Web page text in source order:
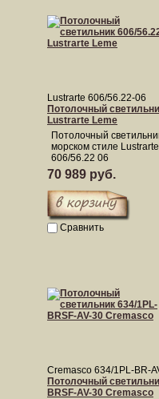
Lustrarte 606/56.22-06
Потолочный
Lustrarte Leme
Потолочный
морском стиле
606/56.22 06
70 989 руб.
Сравнить
Cremasco 634/1PL-BR-
Потолочный
BRSF-AV-30 Cremasco